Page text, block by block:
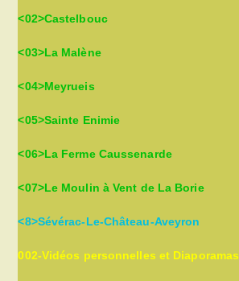
<02>Castelbouc
<03>La Malène
<04>Meyrueis
<05>Sainte Enimie
<06>La Ferme Caussenarde
<07>Le Moulin à Vent de La Borie
<8>Sévérac-Le-Château-Aveyron
002-Vidéos personnelles et Diaporamas